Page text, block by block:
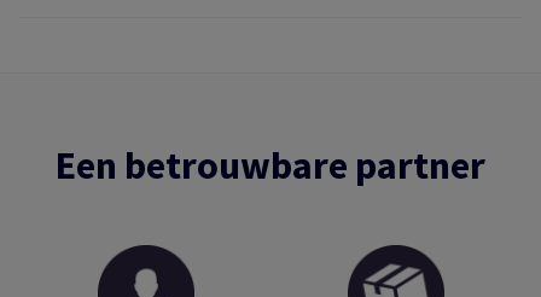
Een betrouwbare partner